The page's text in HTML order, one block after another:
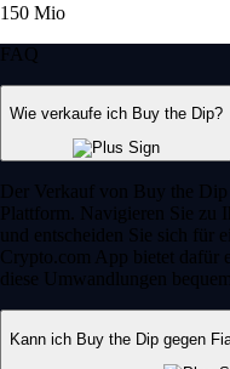
150 Mio
FAQ
Wie verkaufe ich Buy the Dip?
Der Verkauf von Buy the
Plattform. Navigieren Sie zu
und entscheiden Sie sich für
Crypto.com App bietet dafür
diese Umwandlungen
Kann ich Buy the Dip gegen